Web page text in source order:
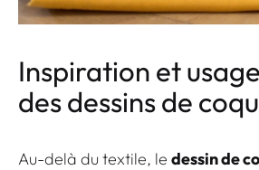
Inspiration et
des dessins de
Au-delà du textile, le dessin de